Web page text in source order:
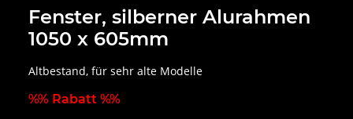
Fenster, silberner Alurahmen
1050 x 605mm
Altbestand, für sehr alte Modelle
%% Rabatt %%